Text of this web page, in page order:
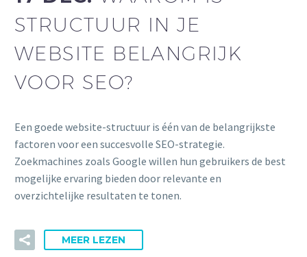
STRUCTUUR IN JE
WEBSITE BELANGRIJK
VOOR SEO?
Een goede website-structuur is één van de belangrijkste
factoren voor een succesvolle SEO-strategie.
Zoekmachines zoals Google willen hun gebruikers de best
mogelijke ervaring bieden door relevante en
overzichtelijke resultaten te tonen.
MEER LEZEN